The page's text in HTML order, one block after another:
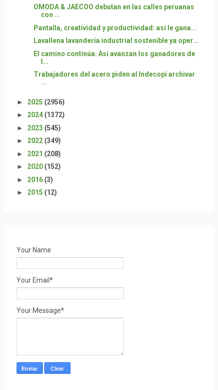
OMODA & JAECOO debutan en las calles peruanas
con ...
Pantalla, creatividad y productividad: así le gana...
Lavallena lavandería industrial sostenible ya oper...
El camino continúa: Así avanzan los ganadores de
l...
Trabajadores del acero piden al Indecopi archivar
...
► 2025 (2956)
► 2024 (1372)
► 2023 (545)
► 2022 (349)
► 2021 (208)
► 2020 (152)
► 2016 (3)
► 2015 (12)
Your Name
Your Email*
Your Message*